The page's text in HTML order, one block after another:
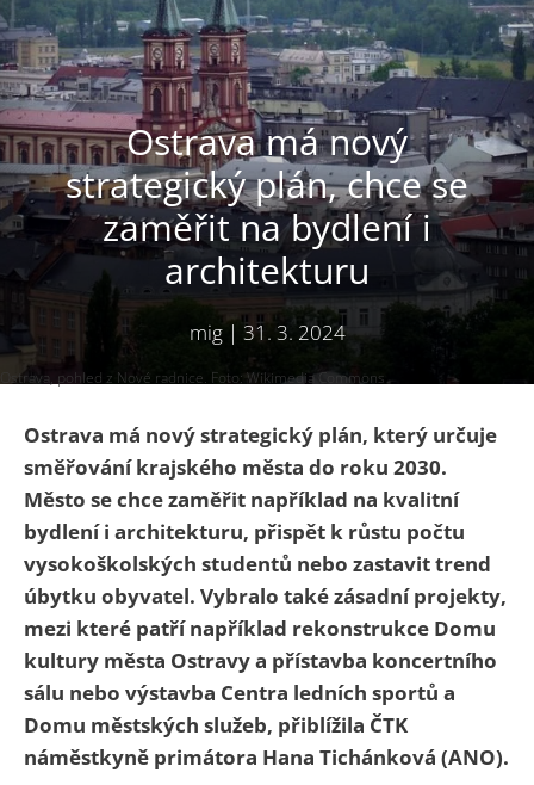
Ostrava má nový
strategický plán, chce se
zaměřit na bydlení i
architekturu
mig| 31. 3. 2024
Ostrava, pohled z Nové radnice. Foto: Wikimedia Commons
Ostrava má nový strategický plán, který určuje
směřování krajského města do roku 2030.
Město se chce zaměřit například na kvalitní
bydlení i architekturu, přispět k růstu počtu
vysokoškolských studentů nebo zastavit trend
úbytku obyvatel. Vybralo také zásadní projekty,
mezi které patří například rekonstrukce Domu
kultury města Ostravy a přístavba koncertního
sálu nebo výstavba Centra ledních sportů a
Domu městských služeb, přiblížila ČTK
náměstkyně primátora Hana Tichánková (ANO).